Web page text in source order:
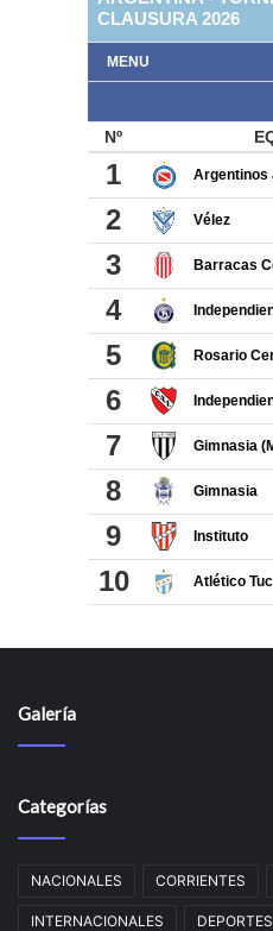
Galería
Categorías
NACIONALES CORRIENTES
INTERNACIONALES DEPORTES